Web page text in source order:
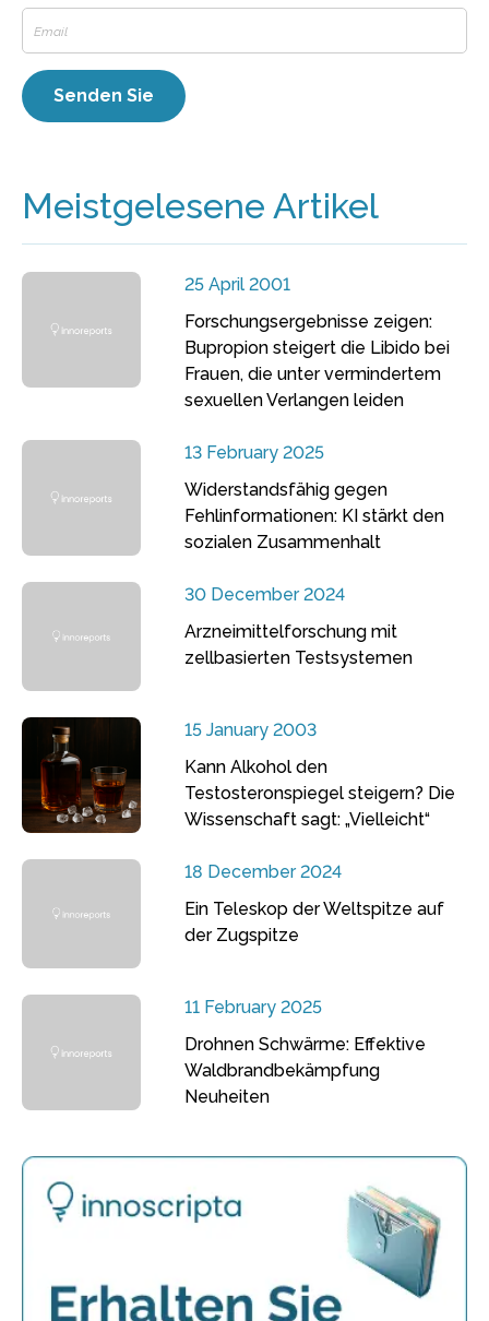
Meistgelesene Artikel
25 April 2001
Forschungsergebnisse zeigen:
Bupropion steigert die Libido bei
Frauen, die unter vermindertem
sexuellen Verlangen leiden
13 February 2025
Widerstandsfähig gegen
Fehlinformationen: KI stärkt den
sozialen Zusammenhalt
30 December 2024
Arzneimittelforschung mit
zellbasierten Testsystemen
15 January 2003
Kann Alkohol den
Testosteronspiegel steigern? Die
Wissenschaft sagt: „Vielleicht“
18 December 2024
Ein Teleskop der Weltspitze auf
der Zugspitze
11 February 2025
Drohnen Schwärme: Effektive
Waldbrandbekämpfung
Neuheiten